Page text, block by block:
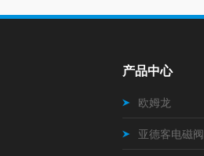
产品中心
欧姆龙
亚德客电磁阀